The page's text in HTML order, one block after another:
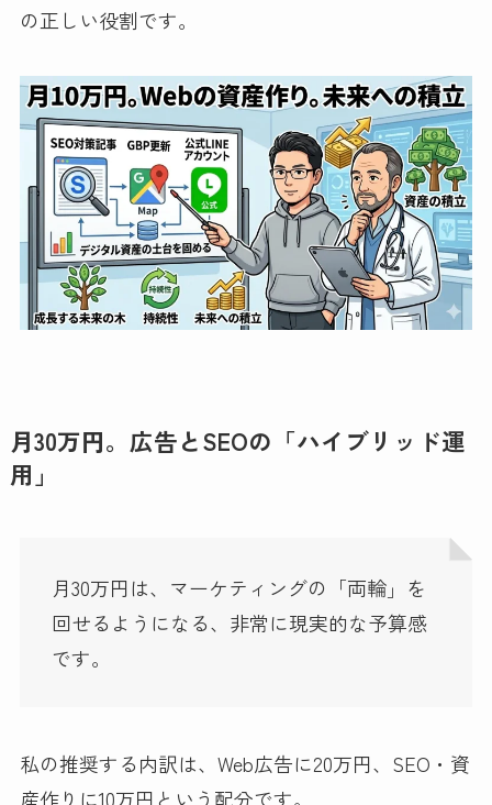
の正しい役割です。
月30万円。広告とSEOの「ハイブリッド運
用」
月30万円は、マーケティングの「両輪」を
回せるようになる、非常に現実的な予算感
です。
私の推奨する内訳は、Web広告に20万円、SEO・資
産作りに10万円という配分です。